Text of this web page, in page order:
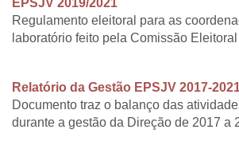
EPSJV 2019/2021
Regulamento eleitoral para as
laboratório feito pela Comissão Eleitoral
Relatório da Gestão EPSJV 2017-
Documento traz o balanço das
durante a gestão da Direção de 2017 a